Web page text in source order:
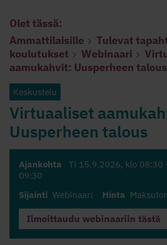
Olet tässä:
Ammattilaisille
Tulevat
koulutukset
Webinaari
aamukahvit: Uusperheen talous
Keskustelu
Virtuaaliset
Uusperheen talous
Ajankohta Ti 15.9.2026, klo 08:30
09:30
Sijainti Webinaari Hinta Maksuton
Ilmoittaudu webinaariin tästä